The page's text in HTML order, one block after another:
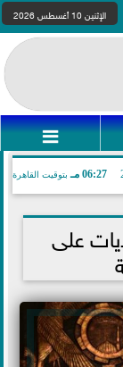
الإثنين 10 أغسطس 2026

06:27 مـ بتوقيت القاهرة
على